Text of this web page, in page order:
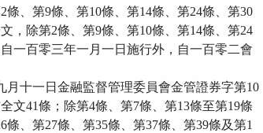
、第9條、第10條、第14條、第24條、第30
，除第2條、第9條、第10條、第14條、第24
一百零三年一月一日施行外，自一百零二會
月十一日金融監督管理委員會金管證券字第10
文41條；除第4條、第7條、第13條至第19條
、第27條、第35條、第37條、第39條及第1